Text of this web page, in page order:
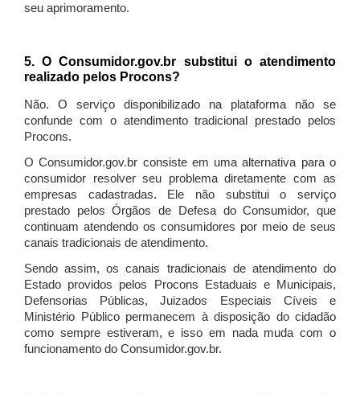
seu aprimoramento.
5. O Consumidor.gov.br substitui o atendimento
realizado pelos Procons?
Não. O serviço disponibilizado na plataforma não se
confunde com o atendimento tradicional prestado pelos
Procons.
O Consumidor.gov.br consiste em uma alternativa para o
consumidor resolver seu problema diretamente com as
empresas cadastradas. Ele não substitui o serviço
prestado pelos Órgãos de Defesa do Consumidor, que
continuam atendendo os consumidores por meio de seus
canais tradicionais de atendimento.
Sendo assim, os canais tradicionais de atendimento do
Estado providos pelos Procons Estaduais e Municipais,
Defensorias Públicas, Juizados Especiais Cíveis e
Ministério Público permanecem à disposição do cidadão
como sempre estiveram, e isso em nada muda com o
funcionamento do Consumidor.gov.br.